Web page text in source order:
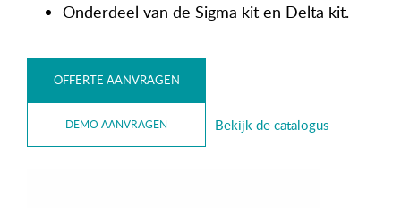
Onderdeel van de Sigma kit en Delta kit.
OFFERTE AANVRAGEN
DEMO AANVRAGEN Bekijk de catalogus